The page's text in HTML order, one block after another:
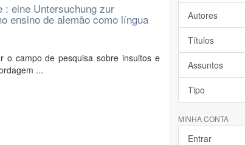
: eine Untersuchung zur
ensino de alemão como língua
o campo de pesquisa sobre insultos e
...
Autores
Títulos
Assuntos
Tipo
MINHA CONTA
Entrar